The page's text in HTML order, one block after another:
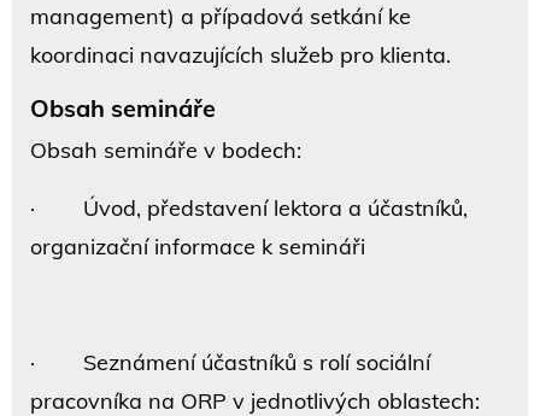
management) a případová setkání ke
koordinaci navazujících služeb pro klienta.
Obsah semináře
Obsah semináře v bodech:
· Úvod, představení lektora a účastníků,
organizační informace k semináři
· Seznámení účastníků s rolí sociální
pracovníka na ORP v jednotlivých oblastech: